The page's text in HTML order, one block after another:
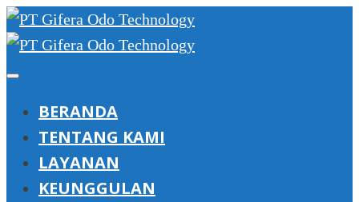
BERANDA
TENTANG KAMI
LAYANAN
KEUNGGULAN